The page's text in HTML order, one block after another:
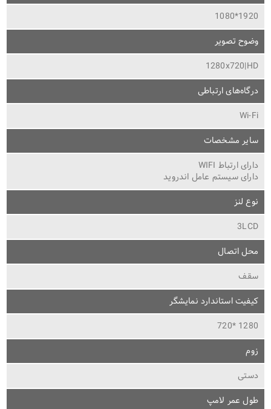
1920*1080
وضوح تصویر
1280x720|HD
درگاه‌های ارتباطی
Wi-Fi
سایر مشخصات
دارای ارتباط WIFI
دارای سیستم عامل اندروید
نوع لنز
3LCD
محل اتصال
سقف
کیفیت استاندارد نمایشگر
1280 *720
زوم
دستی
طول عمر لامپ